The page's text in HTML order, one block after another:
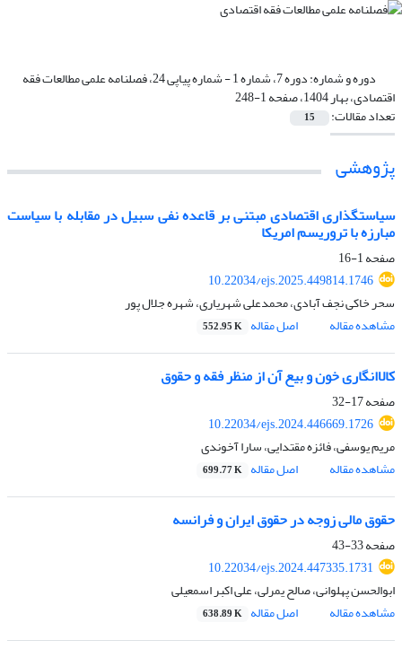
دوره و شماره: دوره 7، شماره 1 - شماره پیاپی 24، فصلنامه علمی مطالعات فقه
اقتصادی، بهار 1404، صفحه 1-248
تعداد مقالات: 15
پژوهشی
سیاستگذاری اقتصادی مبتنی بر قاعده نفی سبیل در مقابله با سیاست
مبارزه با تروریسم امریکا
صفحه1-16
10.22034/ejs.2025.449814.1746
سحر خاکی نجف آبادی، محمدعلی شهریاری، شهره جلال پور
مشاهده مقاله
اصل مقاله 552.95 K
کالاانگاری خون و بیع آن از منظر فقه و حقوق
صفحه17-32
10.22034/ejs.2024.446669.1726
مریم یوسفی، فائزه مقتدایی، سارا آخوندی
مشاهده مقاله
اصل مقاله 699.77 K
حقوق مالی زوجه در حقوق ایران و فرانسه
صفحه33-43
10.22034/ejs.2024.447335.1731
ابوالحسن پهلوانی، صالح یمرلی، علی ‏اکبر اسمعیلی
مشاهده مقاله
اصل مقاله 638.89 K